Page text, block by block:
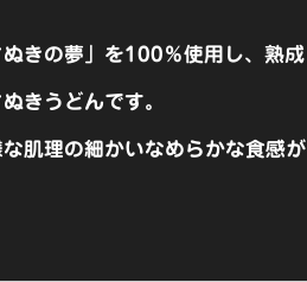
きの夢」を100％使用し、熟成
きうどんです。
肌理の細かいなめらかな食感が